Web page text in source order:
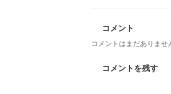
コメント
コメントはまだありませ
コメントを残す